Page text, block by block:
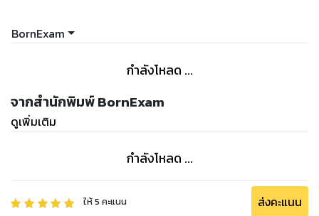
BornExam
กำลังโหลด ...
จากสำนักพิมพ์ BornExam
ดูเพิ่มเติม
กำลังโหลด ...
ให้5 คะแนน ส่งคะแนน